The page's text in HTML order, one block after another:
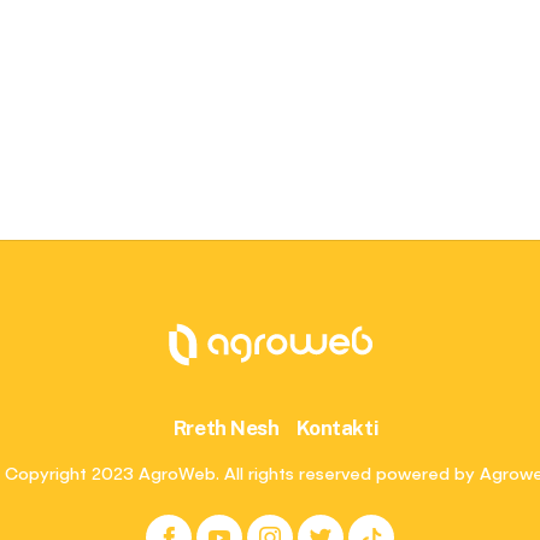
Rreth Nesh Kontakti
2023 AgroWeb. All rights reserved powered by